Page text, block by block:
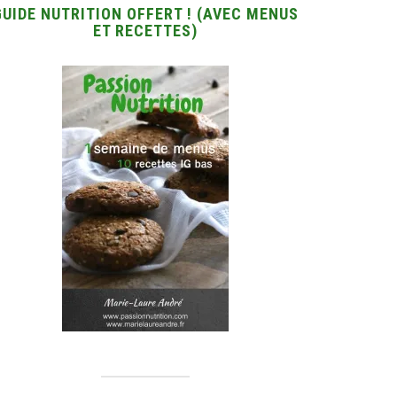
NUTRITION OFFERT ! (AVEC MENUS
ET RECETTES)